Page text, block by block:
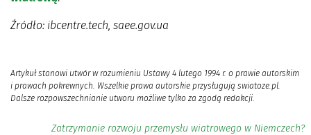
Źródło: ibcentre.tech, saee.gov.ua
Artykuł stanowi utwór w rozumieniu Ustawy 4 lutego 1994 r. o prawie autorskim
i prawach pokrewnych. Wszelkie prawa autorskie przysługują swiatoze.pl.
Dalsze rozpowszechnianie utworu możliwe tylko za zgodą redakcji.
Zatrzymanie rozwoju przemysłu wiatrowego w Niemczech?